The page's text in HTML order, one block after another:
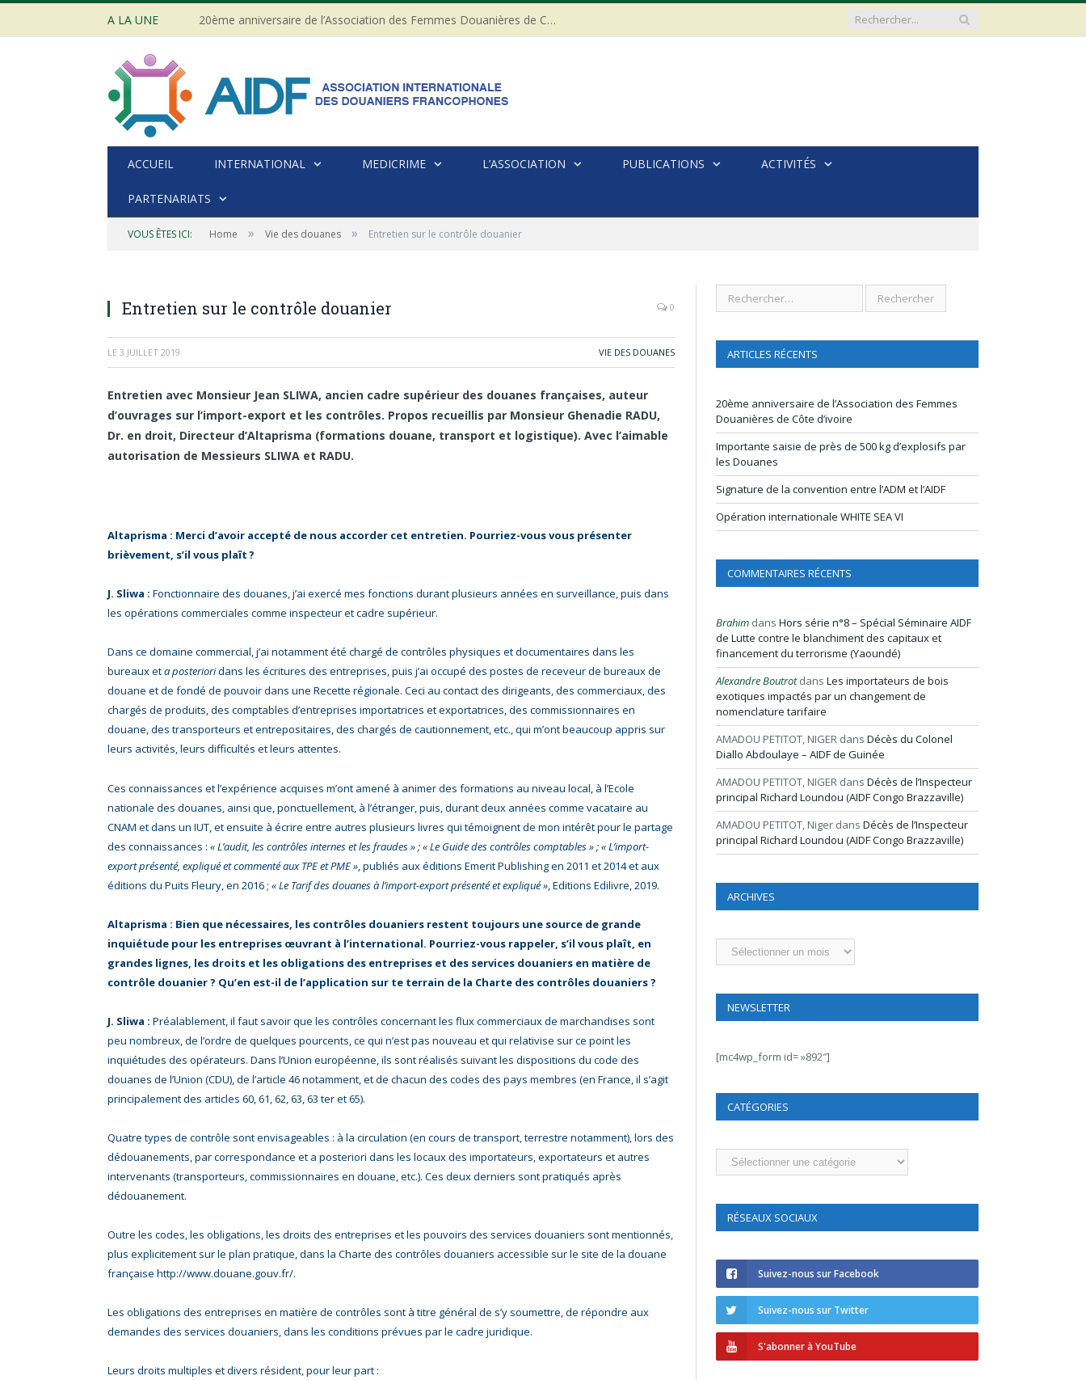
A LA UNE 20ème anniversaire de l’Association des Femmes Douanières de Côte d’ivoire
ACCUEIL INTERNATIONAL MEDICRIME L’ASSOCIATION PUBLICATIONS ACTIVITÉS
PARTENARIATS
VOUS ÊTES ICI: Home » Vie des douanes » Entretien sur le contrôle douanier
Entretien sur le contrôle douanier 0
LE 3 JUILLET 2019 VIE DES DOUANES
Entretien avec Monsieur Jean SLIWA, ancien cadre supérieur des douanes françaises, auteur
d’ouvrages sur l’import-export et les contrôles. Propos recueillis par Monsieur Ghenadie RADU,
Dr. en droit, Directeur d’Altaprisma (formations douane, transport et logistique). Avec l’aimable
autorisation de Messieurs SLIWA et RADU.
Altaprisma : Merci d’avoir accepté de nous accorder cet entretien. Pourriez-vous vous présenter
brièvement, s’il vous plaît ?
J. Sliwa : Fonctionnaire des douanes, j’ai exercé mes fonctions durant plusieurs années en surveillance, puis dans
les opérations commerciales comme inspecteur et cadre supérieur.
Dans ce domaine commercial, j’ai notamment été chargé de contrôles physiques et documentaires dans les
bureaux eta posterioridans les écritures des entreprises, puis j’ai occupé des postes de receveur de bureaux de
douane et de fondé de pouvoir dans une Recette régionale. Ceci au contact des dirigeants, des commerciaux, des
chargés de produits, des comptables d’entreprises importatrices et exportatrices, des commissionnaires en
douane, des transporteurs et entrepositaires, des chargés de cautionnement, etc., qui m’ont beaucoup appris sur
leurs activités, leurs difficultés et leurs attentes.
Ces connaissances et l’expérience acquises m’ont amené à animer des formations au niveau local, à l’Ecole
nationale des douanes, ainsi que, ponctuellement, à l’étranger, puis, durant deux années comme vacataire au
CNAM et dans un IUT, et ensuite à écrire entre autres plusieurs livres qui témoignent de mon intérêt pour le partage
des connaissances : « L’audit, les contrôles internes et les fraudes » ; « Le Guide des contrôles comptables » ; « L’import-
export présenté, expliqué et commenté aux TPE et PME » , publiés aux éditions Emerit Publishing en 2011 et 2014 et aux
éditions du Puits Fleury, en 2016 ; « Le Tarif des douanes à l’import-export présenté et expliqué » , Editions Edilivre, 2019.
Altaprisma : Bien que nécessaires, les contrôles douaniers restent toujours une source de grande
inquiétude pour les entreprises œuvrant à l’international. Pourriez-vous rappeler, s’il vous plaît, en
grandes lignes, les droits et les obligations des entreprises et des services douaniers en matière de
contrôle douanier ? Qu’en est-il de l’application sur te terrain de la Charte des contrôles douaniers ?
J. Sliwa : Préalablement, il faut savoir que les contrôles concernant les flux commerciaux de marchandises sont
peu nombreux, de l’ordre de quelques pourcents, ce qui n’est pas nouveau et qui relativise sur ce point les
inquiétudes des opérateurs. Dans l’Union européenne, ils sont réalisés suivant les dispositions du code des
douanes de l’Union (CDU), de l’article 46 notamment, et de chacun des codes des pays membres (en France, il s’agit
principalement des articles 60, 61, 62, 63, 63 ter et 65).
Quatre types de contrôle sont envisageables : à la circulation (en cours de transport, terrestre notamment), lors des
dédouanements, par correspondance et a posteriori dans les locaux des importateurs, exportateurs et autres
intervenants (transporteurs, commissionnaires en douane, etc.). Ces deux derniers sont pratiqués après
dédouanement.
Outre les codes, les obligations, les droits des entreprises et les pouvoirs des services douaniers sont mentionnés,
plus explicitement sur le plan pratique, dans la Charte des contrôles douaniers accessible sur le site de la douane
française http://www.douane.gouv.fr/.
Les obligations des entreprises en matière de contrôles sont à titre général de s’y soumettre, de répondre aux
demandes des services douaniers, dans les conditions prévues par le cadre juridique.
Leurs droits multiples et divers résident, pour leur part :
ARTICLES RÉCENTS
20ème anniversaire de l’Association des Femmes
Douanières de Côte d’ivoire
Importante saisie de près de 500 kg d’explosifs par
les Douanes
Signature de la convention entre l’ADM et l’AIDF
Opération internationale WHITE SEA VI
COMMENTAIRES RÉCENTS
Brahim dans Hors série n°8 – Spécial Séminaire AIDF
de Lutte contre le blanchiment des capitaux et
financement du terrorisme (Yaoundé)
Alexandre Boutrotdans Les importateurs de bois
exotiques impactés par un changement de
nomenclature tarifaire
AMADOU PETITOT, NIGER dans Décès du Colonel
Diallo Abdoulaye – AIDF de Guinée
AMADOU PETITOT, NIGER dans Décès de l’Inspecteur
principal Richard Loundou (AIDF Congo Brazzaville)
AMADOU PETITOT, Niger dans Décès de l’Inspecteur
principal Richard Loundou (AIDF Congo Brazzaville)
ARCHIVES
Archives
NEWSLETTER
[mc4wp_form id= »892″]
CATÉGORIES
Catégories
RÉSEAUX SOCIAUX
Suivez-nous sur Facebook
Suivez-nous sur Twitter
S'abonner à YouTube